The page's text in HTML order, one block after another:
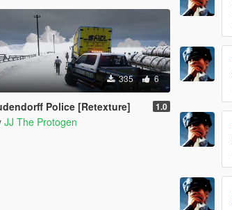
335 6
Police [Retexture] 1.0
JJ The Protogen